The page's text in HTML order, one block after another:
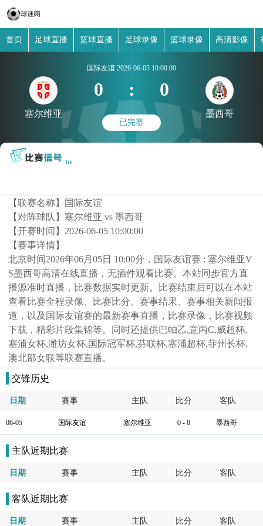
首页 足球直播 篮球直播 足球录像 篮球录像 高清影像
塞尔维亚
国际友谊 2026-06-05 10:00:00
0 : 0
已完赛
墨西哥
【联赛名称】 国际友谊
【对阵球队】 塞尔维亚 vs 墨西哥
【开赛时间】 2026-06-05 10:00:00
【赛事详情】
北京时间2026年06月05日 10:00分，国际友谊赛 : 塞尔维亚V
S墨西哥高清在线直播，无插件观看比赛。本站同步官方直
播源准时直播，比赛数据实时更新。比赛结束后可以在本站
查看比赛全程录像、比赛比分、赛事结果、赛事相关新闻报
道，以及国际友谊赛的最新赛事直播，比赛录像，比赛视频
下载，精彩片段集锦等。同时还提供巴帕乙,意丙C,威超杯,
塞浦女杯,潍坊女杯,国际冠军杯,芬联杯,塞浦超杯,菲州长杯,
澳北部女联等联赛直播。
交锋历史
日期 賽事 主队 比分 客队
06-05 国际友谊 塞尔维亚 0 - 0 墨西哥
主队近期比赛
日期 賽事 主队 比分 客队
客队近期比赛
日期 賽事 主队 比分 客队